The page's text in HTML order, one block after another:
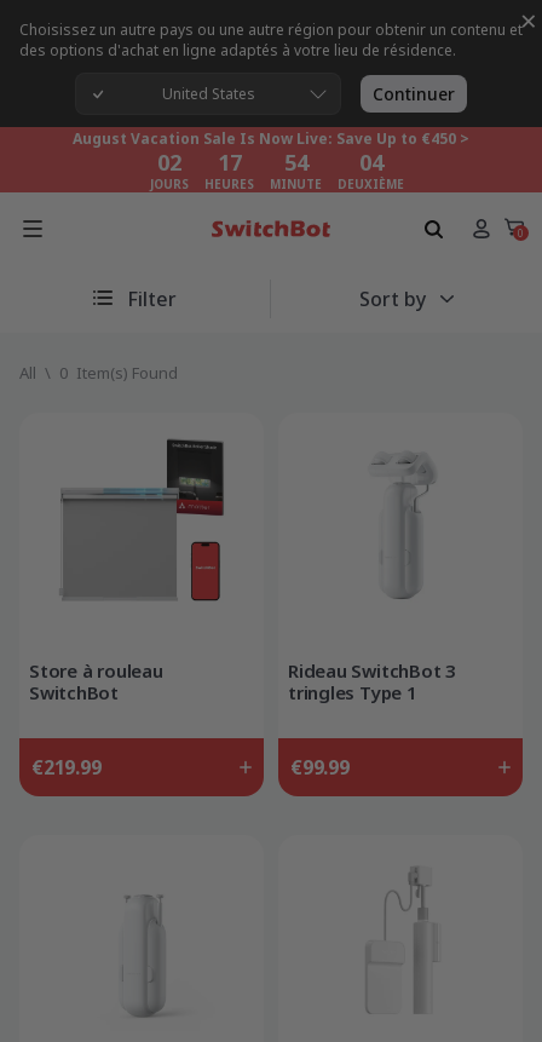
Choisissez un autre pays ou une autre région pour obtenir un contenu et
des options d'achat en ligne adaptés à votre lieu de résidence.
United States Continuer
×
August Vacation Sale Is Now Live: Save Up to €450 >
02 17 02
DEUXIÈME
August Vacation Sale Is Now Live: Save Up to €450 >
02
JOURS
17
HEURES
54
MINUTE
02
DEUXIÈME
17 54 0
Filter Sort by
All \ 0 Item(s) Found
€219.99
Store à rouleau
SwitchBot
€99.99
Rideau SwitchBot 3
tringles Type 1